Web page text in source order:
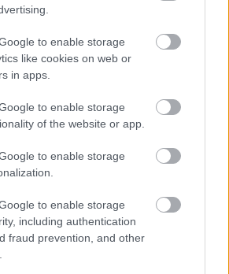
to enable storage
like cookies on web or
in apps.
to enable storage
of the website or app.
to enable storage
to enable storage
including authentication
fraud prevention, and other
jövőt is jelenthetik. Részletek
János Nyíregyházán is szórta
ígéreteket
– a vidéképítő turné 12.
Szatmár-Bereg megye
Lázár János ezúttal is azt
állomásokon: szórta a
valamint szövetséget